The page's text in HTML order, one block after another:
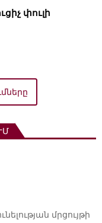
փուլի
մրցույթի